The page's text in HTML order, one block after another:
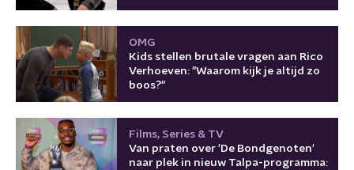
OMG
Kids stellen brutale vragen aan Rico
Verhoeven: "Waarom kijk je altijd zo
boos?"
Films, Series & TV
Van praten over 'De Bondgenoten'
naar plek in nieuw Talpa-programma: